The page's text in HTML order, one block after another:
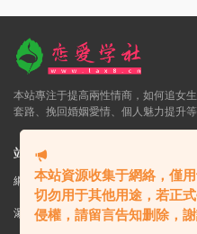
評論 0
本站資源收集于網絡，僅
切勿用于其他用途，若正
侵權，請留言告知删除，謝